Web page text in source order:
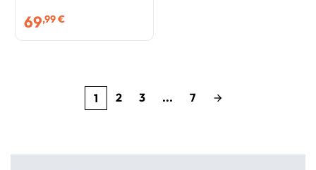
69,99 €
1 2 3 ... 7 arrow_forward